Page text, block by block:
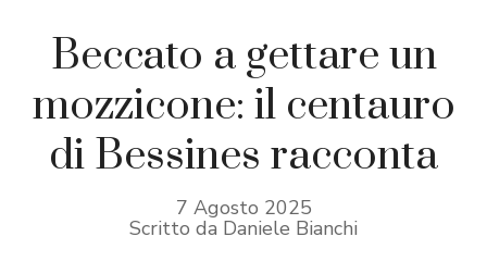
Beccato a gettare un
mozzicone: il centauro
di Bessines racconta
7 Agosto 2025
Scritto da Daniele Bianchi